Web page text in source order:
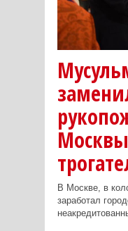
В Москве, в
заработал